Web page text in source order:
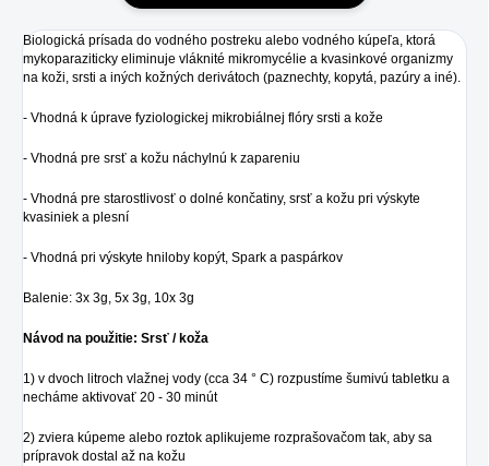
Biologická prísada do vodného postreku alebo vodného kúpeľa, ktorá
mykoparaziticky eliminuje vláknité mikromycélie a kvasinkové organizmy
na koži, srsti a iných kožných derivátoch (paznechty, kopytá, pazúry a iné).
- Vhodná k úprave fyziologickej mikrobiálnej flóry srsti a kože
- Vhodná pre srsť a kožu náchylnú k zapareniu
- Vhodná pre starostlivosť o dolné končatiny, srsť a kožu pri výskyte
kvasiniek a plesní
- Vhodná pri výskyte hniloby kopýt, Spark a paspárkov
Balenie: 3x 3g, 5x 3g, 10x 3g
Návod na použitie: Srsť / koža
1) v dvoch litroch vlažnej vody (cca 34 ° C) rozpustíme šumivú tabletku a
necháme aktivovať 20 - 30 minút
2) zviera kúpeme alebo roztok aplikujeme rozprašovačom tak, aby sa
prípravok dostal až na kožu